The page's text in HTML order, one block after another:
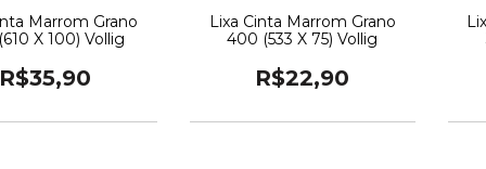
Marrom Grano
X 100) Vollig
R$35,90
Lixa Cinta Marrom Grano
400 (533 X 75) Vollig
R$22,90